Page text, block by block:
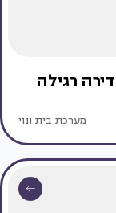
רגילה
מערכת בית ונוי